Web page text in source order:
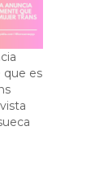
que es